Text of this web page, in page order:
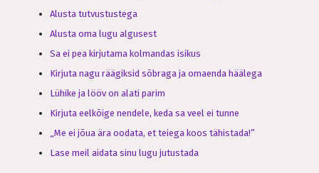
Alusta tutvustustega
Alusta oma lugu algusest
Sa ei pea kirjutama kolmandas isikus
Kirjuta nagu räägiksid sõbraga ja omaenda häälega
Lühike ja lööv on alati parim
Kirjuta eelkõige nendele, keda sa veel ei tunne
„Me ei jõua ära oodata, et teiega koos tähistada!”
Lase meil aidata sinu lugu jutustada